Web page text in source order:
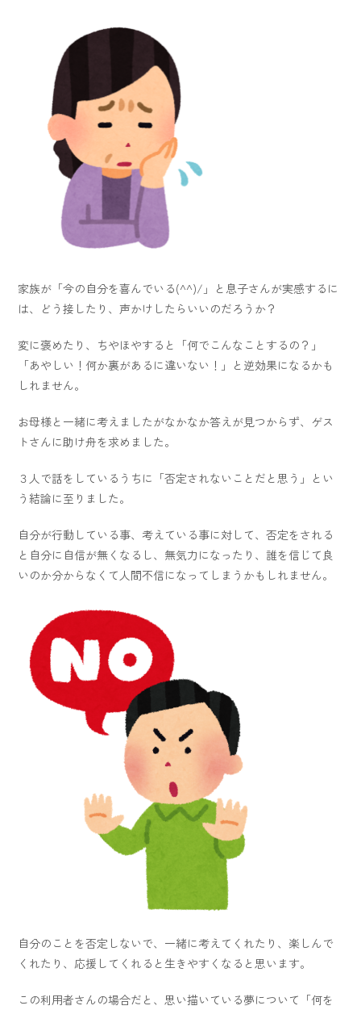
家族が「今の自分を喜んでいる(^^)/」と息子さんが実感するに
は、どう接したり、声かけしたらいいのだろうか？
変に褒めたり、ちやほやすると「何でこんなことするの？」
「あやしい！何か裏があるに違いない！」と逆効果になるかも
しれません。
お母様と一緒に考えましたがなかなか答えが見つからず、ゲス
トさんに助け舟を求めました。
３人で話をしているうちに「否定されないことだと思う」とい
う結論に至りました。
自分が行動している事、考えている事に対して、否定をされる
と自分に自信が無くなるし、無気力になったり、誰を信じて良
いのか分からなくて人間不信になってしまうかもしれません。
自分のことを否定しないで、一緒に考えてくれたり、楽しんで
くれたり、応援してくれると生きやすくなると思います。
この利用者さんの場合だと、思い描いている夢について「何を